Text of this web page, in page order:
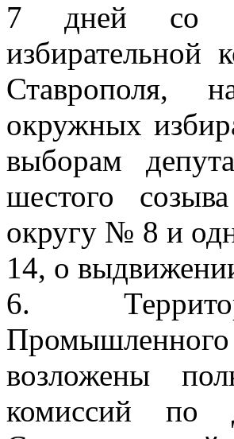
7 дней со
избирательной
Ставрополя,
окружных
выборам
шестого
округу № 8 и
14, о
6.
Промышленного
возложены
комиссий по